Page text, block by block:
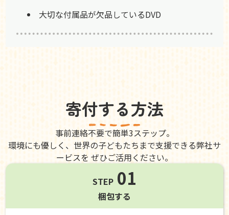
大切な付属品が欠品しているDVD
寄付する方法
事前連絡不要で簡単3ステップ。
環境にも優しく、世界の子どもたちまで支援できる弊社サ
ービスを ぜひご活用ください。
STEP 01
梱包する